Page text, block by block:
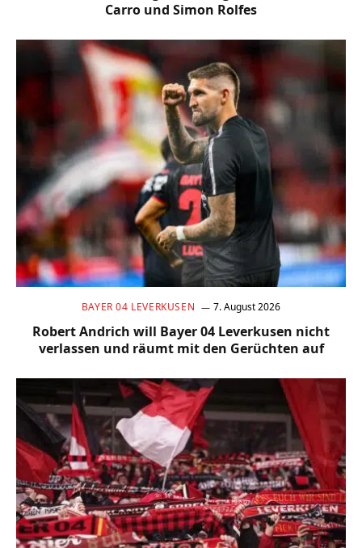
Carro und Simon Rolfes
BAYER 04 LEVERKUSEN 7. August 2026
Robert Andrich will Bayer 04 Leverkusen nicht
verlassen und räumt mit den Gerüchten auf